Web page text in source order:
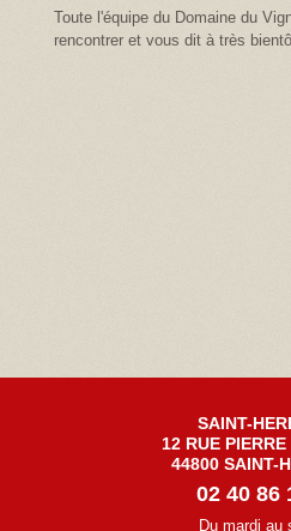
Toute l'équipe du Domaine du
rencontrer et vous dit à très
SAINT-
12 RUE
44800 SAINT-
02 40 86
Du mardi au